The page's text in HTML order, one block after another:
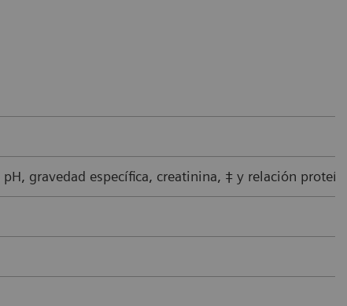
gravedad específica, creatinina, ‡ y relación